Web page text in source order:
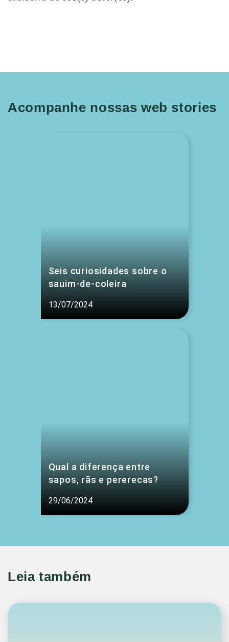
Acompanhe nossas web stories
Seis curiosidades sobre o
sauim-de-coleira
13/07/2024
Qual a diferença entre
sapos, rãs e pererecas?
29/06/2024
Leia também